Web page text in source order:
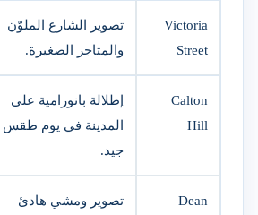
Victoria
Street
تصوير الشارع الملوّن
والمتاجر الصغيرة.
Calton
Hill
إطلالة بانورامية على
المدينة في يوم طقس
جيد.
Dean
تصوير ومشي هادئ